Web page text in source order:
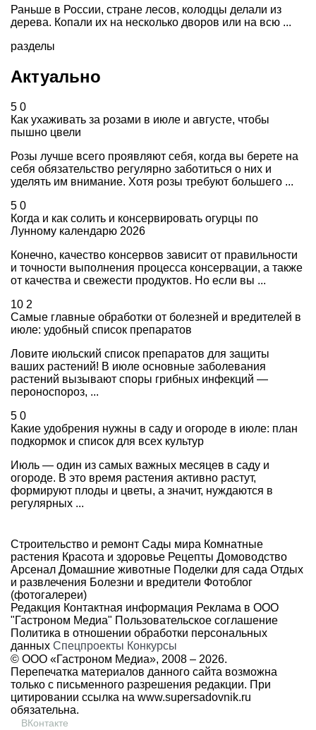
Раньше в России, стране лесов, колодцы делали из
дерева. Копали их на несколько дворов или на всю ...
разделы
Актуально
5 0
Как ухаживать за розами в июле и августе, чтобы
пышно цвели
Розы лучше всего проявляют себя, когда вы берете на
себя обязательство регулярно заботиться о них и
уделять им внимание. Хотя розы требуют большего ...
5 0
Когда и как солить и консервировать огурцы по
Лунному календарю 2026
Конечно, качество консервов зависит от правильности
и точности выполнения процесса консервации, а также
от качества и свежести продуктов. Но если вы ...
10 2
Самые главные обработки от болезней и вредителей в
июле: удобный список препаратов
Ловите июльский список препаратов для защиты
ваших растений! В июле основные заболевания
растений вызывают споры грибных инфекций —
пероноспороз, ...
5 0
Какие удобрения нужны в саду и огороде в июле: план
подкормок и список для всех культур
Июль — один из самых важных месяцев в саду и
огороде. В это время растения активно растут,
формируют плоды и цветы, а значит, нуждаются в
регулярных ...
Строительство и ремонт Сады мира Комнатные
растения Красота и здоровье Рецепты Домоводство
Арсенал Домашние животные Поделки для сада Отдых
и развлечения Болезни и вредители Фотоблог
(фотогалереи)
Редакция Контактная информация Реклама в ООО
"Гастроном Медиа" Пользовательское соглашение
Политика в отношении обработки персональных
данных Спецпроекты Конкурсы
© ООО «Гастроном Медиа», 2008 – 2026.
Перепечатка материалов данного сайта возможна
только с письменного разрешения редакции. При
цитировании ссылка на www.supersadovnik.ru
обязательна.
ВКонтакте